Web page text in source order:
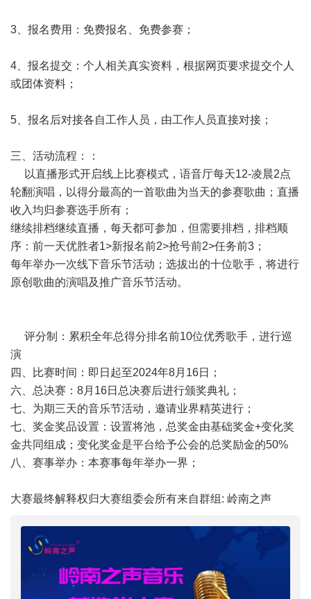
3、报名费用：免费报名、免费参赛；
4、报名提交：个人相关真实资料，根据网页要求提交个人
或团体资料；
5、报名后对接各自工作人员，由工作人员直接对接；
三、活动流程：：
以直播形式开启线上比赛模式，语音厅每天12-凌晨2点
轮翻演唱，以得分最高的一首歌曲为当天的参赛歌曲；直播
收入均归参赛选手所有；
继续排档继续直播，每天都可参加，但需要排档，排档顺
序：前一天优胜者1>新报名前2>抢号前2>任务前3；
每年举办一次线下音乐节活动；选拔出的十位歌手，将进行
原创歌曲的演唱及推广音乐节活动。
评分制：累积全年总得分排名前10位优秀歌手，进行巡
演
四、比赛时间：即日起至2024年8月16日；
六、总决赛：8月16日总决赛后进行颁奖典礼；
七、为期三天的音乐节活动，邀请业界精英进行；
七、奖金奖品设置：设置将池，总奖金由基础奖金+变化奖
金共同组成；变化奖金是平台给予公会的总奖励金的50%
八、赛事举办：本赛事每年举办一界；
大赛最终解释权归大赛组委会所有来自群组: 岭南之声